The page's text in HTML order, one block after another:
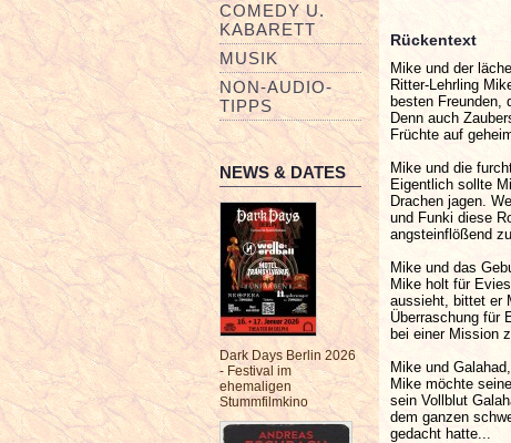
COMEDY U.
KABARETT
MUSIK
NON-AUDIO-
TIPPS
NEWS & DATES
Dark Days Berlin 2026
- Festival im
ehemaligen
Stummfilmkino
Rückentext
Mike und der
Ritter-Lehrling
besten Freunden,
Denn auch
Früchte auf
Mike und die
Eigentlich sollte
Drachen jagen.
und Funki diese
angsteinflößend zu
Mike und das
Mike holt für
aussieht, bittet er
Überraschung für
bei einer Mission
Mike und
Mike möchte
sein Vollblut
dem ganzen
gedacht hatte...